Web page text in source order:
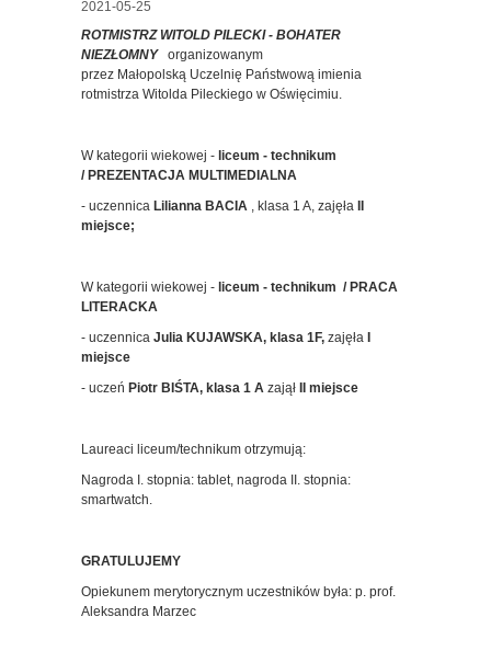
2021-05-25
ROTMISTRZ WITOLD PILECKI - BOHATER
NIEZŁOMNY organizowanym
przez Małopolską Uczelnię Państwową imienia
rotmistrza Witolda Pileckiego w Oświęcimiu.
W kategorii wiekowej - liceum - technikum
/ PREZENTACJA MULTIMEDIALNA
- uczennica Lilianna BACIA , klasa 1 A, zajęła
miejsce;
W kategorii wiekowej - liceum - technikum / PRACA
LITERACKA
- uczennica Julia KUJAWSKA, klasa 1F, zajęła
miejsce
- uczeń Piotr BIŚTA, klasa 1 A zajął II miejsce
Laureaci liceum/technikum otrzymują:
Nagroda I. stopnia: tablet, nagroda II. stopnia:
smartwatch.
GRATULUJEMY
Opiekunem merytorycznym uczestników była: p. prof.
Aleksandra Marzec